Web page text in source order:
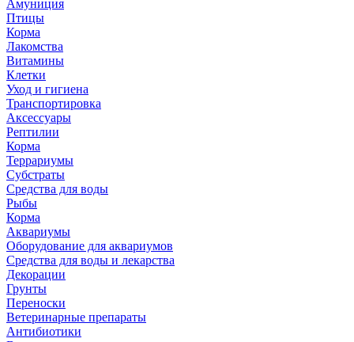
Амуниция
Птицы
Корма
Лакомства
Витамины
Клетки
Уход и гигиена
Транспортировка
Аксессуары
Рептилии
Корма
Террариумы
Субстраты
Средства для воды
Рыбы
Корма
Аквариумы
Оборудование для аквариумов
Средства для воды и лекарства
Декорации
Грунты
Переноски
Ветеринарные препараты
Антибиотики